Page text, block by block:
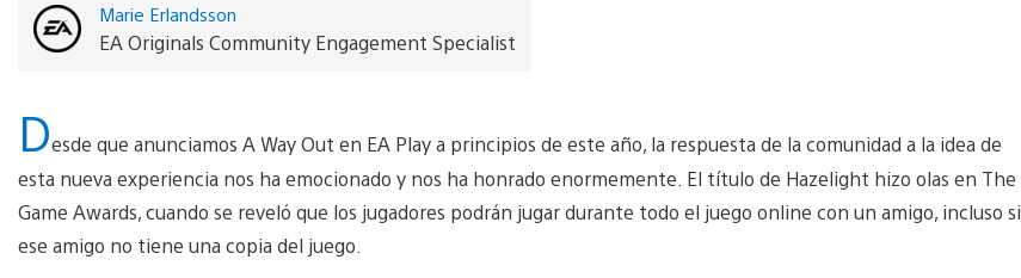
Marie Erlandsson
EA Originals Community Engagement Specialist
Desde que anunciamos A Way Out en EA Play a principios de este año, la respuesta de la comunidad a la idea de
esta nueva experiencia nos ha emocionado y nos ha honrado enormemente. El título de Hazelight hizo olas en The
Game Awards, cuando se reveló que los jugadores podrán jugar durante todo el juego online con un amigo, incluso si
ese amigo no tiene una copia del juego.